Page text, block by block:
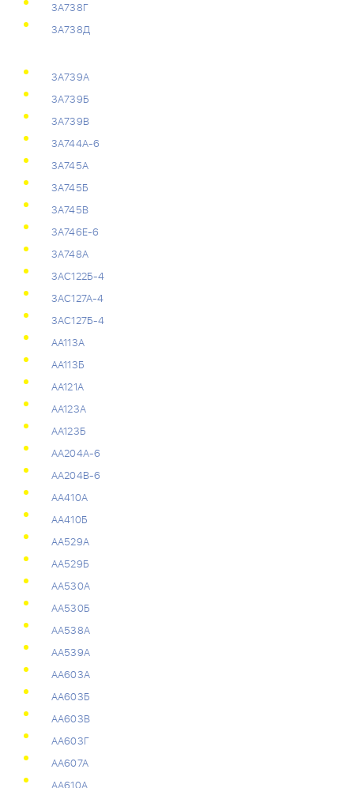
3А738Г
3А738Д
3А739А
3А739Б
3А739В
3А744А-6
3А745А
3А745Б
3А745В
3А746Е-6
3А748А
3АС122Б-4
3АС127А-4
3АС127Б-4
АА113А
АА113Б
АА121А
АА123А
АА123Б
АА204А-6
АА204В-6
АА410А
АА410Б
АА529А
АА529Б
АА530А
АА530Б
АА538А
АА539А
АА603А
АА603Б
АА603В
АА603Г
АА607А